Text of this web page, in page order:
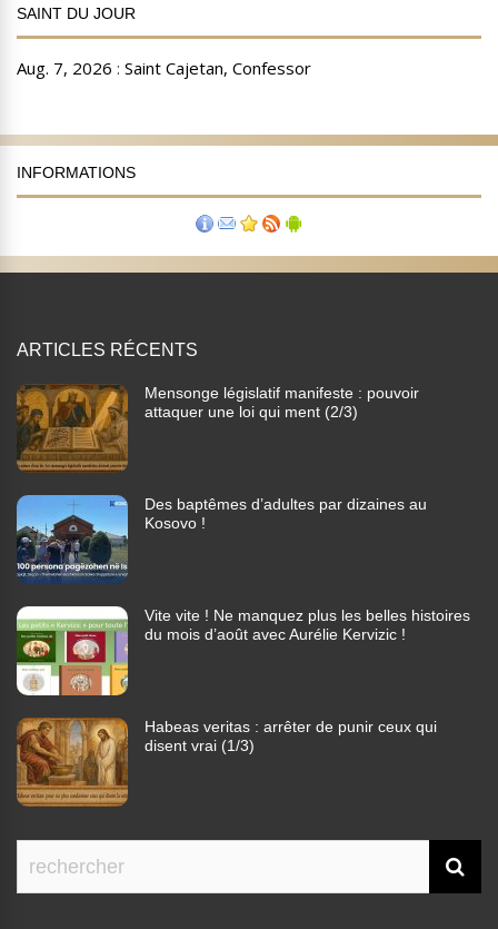
SAINT DU JOUR
INFORMATIONS
ARTICLES RÉCENTS
Mensonge législatif manifeste : pouvoir
attaquer une loi qui ment (2/3)
Des baptêmes d’adultes par dizaines au
Kosovo !
Vite vite ! Ne manquez plus les belles histoires
du mois d’août avec Aurélie Kervizic !
Habeas veritas : arrêter de punir ceux qui
disent vrai (1/3)